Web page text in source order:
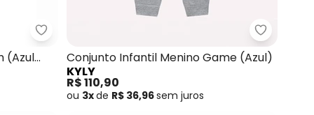
e Calça de Moletom (Azul)
Carinhoso - Conjunto Sport em Moletom (Azul
(Azul
Kyly -
Conjunto Infantil Menino Game (Azul)
KYLY
R$ 110,90
ou 3xde R$ 36,96sem juros